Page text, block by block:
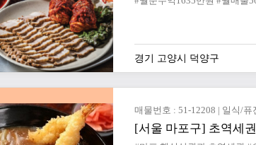
경기 고양시 덕양구
매물번호 : 51-12208 | 일식/퓨